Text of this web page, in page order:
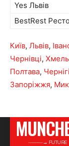
Yes Львів
BestRest
Київ, Львів,
Чернівці,
Полтава,
Запоріжжя,
———→ FUTURE